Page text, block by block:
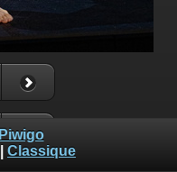
Piwigo
Classique